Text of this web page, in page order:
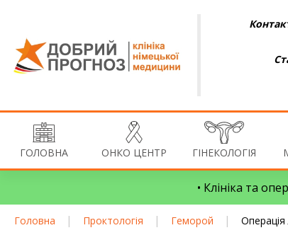
ГОЛОВНА ОНКО ЦЕНТР ГІНЕКОЛОГІЯ
• Клініка та
Головна | Проктологія | Геморой |